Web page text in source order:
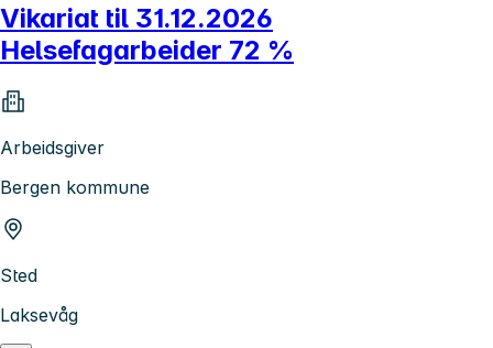
Vikariat til 31.12.2026
Helsefagarbeider 72 %
Arbeidsgiver
Bergen kommune
Sted
Laksevåg